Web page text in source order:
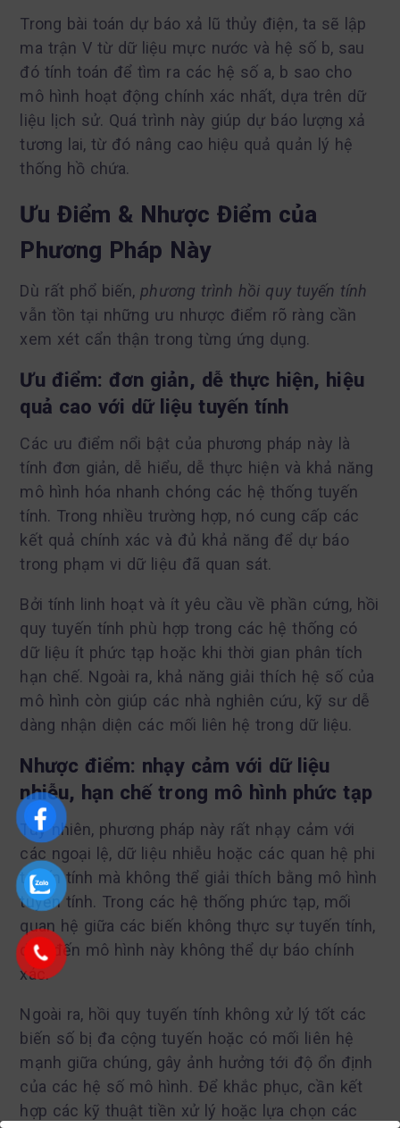
Trong bài toán dự báo xả lũ thủy điện, ta sẽ lập
ma trận V từ dữ liệu mực nước và hệ số b, sau
đó tính toán để tìm ra các hệ số a, b sao cho
mô hình hoạt động chính xác nhất, dựa trên dữ
liệu lịch sử. Quá trình này giúp dự báo lượng xả
tương lai, từ đó nâng cao hiệu quả quản lý hệ
thống hồ chứa.
Ưu Điểm & Nhược Điểm của
Phương Pháp Này
Dù rất phổ biến,phương trình hồi quy tuyến tính
vẫn tồn tại những ưu nhược điểm rõ ràng cần
xem xét cẩn thận trong từng ứng dụng.
Ưu điểm: đơn giản, dễ thực hiện, hiệu
quả cao với dữ liệu tuyến tính
Các ưu điểm nổi bật của phương pháp này là
tính đơn giản, dễ hiểu, dễ thực hiện và khả năng
mô hình hóa nhanh chóng các hệ thống tuyến
tính. Trong nhiều trường hợp, nó cung cấp các
kết quả chính xác và đủ khả năng để dự báo
trong phạm vi dữ liệu đã quan sát.
Bởi tính linh hoạt và ít yêu cầu về phần cứng, hồi
quy tuyến tính phù hợp trong các hệ thống có
dữ liệu ít phức tạp hoặc khi thời gian phân tích
hạn chế. Ngoài ra, khả năng giải thích hệ số của
mô hình còn giúp các nhà nghiên cứu, kỹ sư dễ
dàng nhận diện các mối liên hệ trong dữ liệu.
Nhược điểm: nhạy cảm với dữ liệu
nhiễu, hạn chế trong mô hình phức tạp
Tuy nhiên, phương pháp này rất nhạy cảm với
các ngoại lệ, dữ liệu nhiễu hoặc các quan hệ phi
tuyến tính mà không thể giải thích bằng mô hình
tuyến tính. Trong các hệ thống phức tạp, mối
quan hệ giữa các biến không thực sự tuyến tính,
dẫn đến mô hình này không thể dự báo chính
xác.
Ngoài ra, hồi quy tuyến tính không xử lý tốt các
biến số bị đa cộng tuyến hoặc có mối liên hệ
mạnh giữa chúng, gây ảnh hưởng tới độ ổn định
của các hệ số mô hình. Để khắc phục, cần kết
hợp các kỹ thuật tiền xử lý hoặc lựa chọn các